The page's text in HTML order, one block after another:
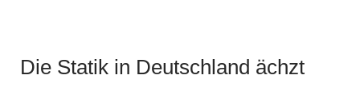
Die Statik in Deutschland ächzt